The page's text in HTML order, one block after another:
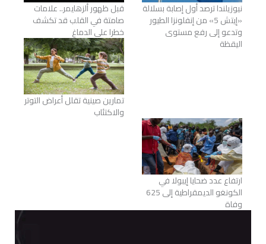
نيوزيلندا ترصد أول إصابة بسلالة
«إيتش 5» من إنفلونزا الطيور
وتدعو إلى رفع مستوى
اليقظة
قبل ظهور ألزهايمر.. علامات
صامتة في القلب قد تكشف
خطرا على الدماغ
تمارين صينية تقلل أعراض التوتر
والاكتئاب
ارتفاع عدد ضحايا إيبولا في
الكونغو الديمقراطية إلى 625
وفاة